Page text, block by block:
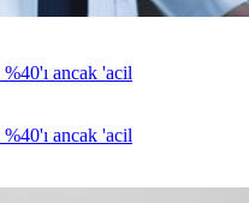
ancak 'acil
ancak 'acil